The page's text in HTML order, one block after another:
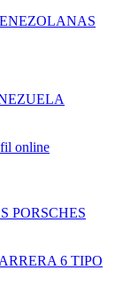
online
PORSCHES
6 TIPO